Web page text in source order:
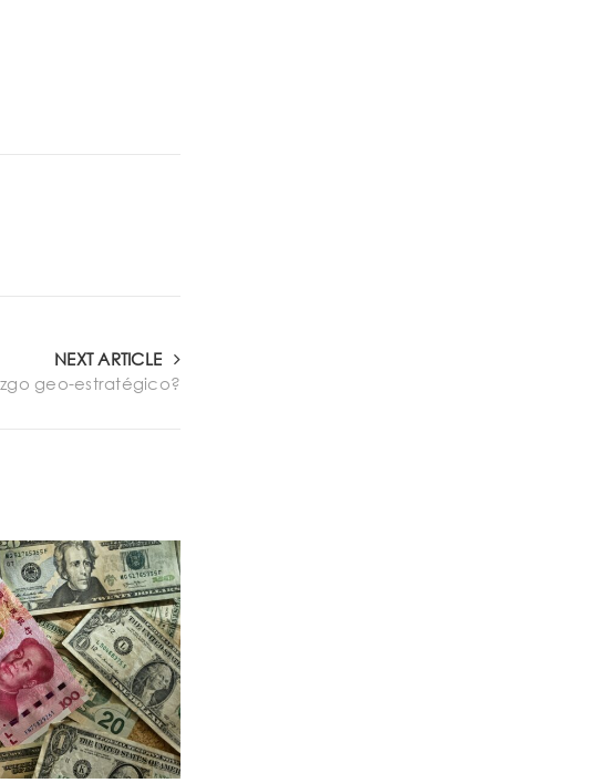
NEXT ARTICLE
geo-estratégico?